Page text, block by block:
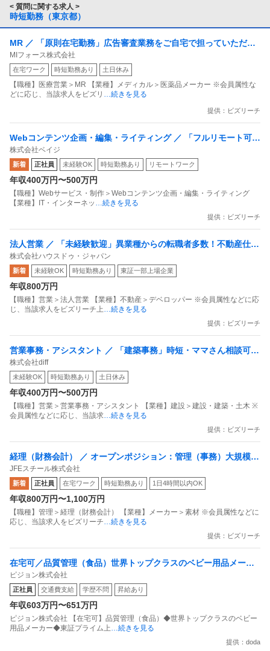
< 質問に関する求人 >
時短勤務（東京都）
MR ／ 「原則在宅勤務」広告審査業務をご自宅で担っていただけ
ませんか？時短勤務も可
MIフォース株式会社
在宅ワーク 時短勤務あり 土日休み
【職種】医療営業＞MR 【業種】メディカル＞医薬品メーカー ※会員属性な
どに応じ、当該求人をビズリ …続きを見る
提供：ビズリーチ
Webコンテンツ企画・編集・ライティング ／ 「フルリモート可／
フレックス」Webコンテンツライター（品質重視の制作環境）
株式会社ベイジ
新着 正社員 未経験OK 時短勤務あり リモートワーク
年収400万円〜500万円
【職種】Webサービス・制作＞Webコンテンツ企画・編集・ライティング
【業種】IT・インターネッ …続きを見る
提供：ビズリーチ
法人営業 ／ 「未経験歓迎」異業種からの転職者多数！不動産仕入
れ営業職（BtoB）東証プライム上場グループ残業月平均10h未
満・年休128日以上可
株式会社ハウスドゥ・ジャパン
新着 未経験OK 時短勤務あり 東証一部上場企業
年収800万円
【職種】営業＞法人営業 【業種】不動産＞デベロッパー ※会員属性などに応
じ、当該求人をビズリーチ上…続きを見る
提供：ビズリーチ
営業事務・アシスタント ／ 「建築事務」時短・ママさん相談可未
経験OK／年休130日・土日祝休み渋谷新オフィス／服装・ネイル
自由
株式会社diff
未経験OK 時短勤務あり 土日休み
年収400万円〜500万円
【職種】営業＞営業事務・アシスタント 【業種】建設＞建設・建築・土木 ※
会員属性などに応じ、当該求…続きを見る
提供：ビズリーチ
経理（財務会計） ／ オープンポジション：管理（事務）大規模な
社会インフラを支える／時短や在宅勤務など／安定して働き続け
るための制度多数
JFEスチール株式会社
新着 正社員 在宅ワーク 時短勤務あり 1日4時間以内OK
年収800万円〜1,100万円
【職種】管理＞経理（財務会計） 【業種】メーカー＞素材 ※会員属性などに
応じ、当該求人をビズリーチ…続きを見る
提供：ビズリーチ
在宅可／品質管理（食品）世界トップクラスのベビー用品メーカ
ー東証プライム上場
ピジョン株式会社
正社員 交通費支給 学歴不問 昇給あり
年収603万円〜651万円
ピジョン株式会社 【在宅可】品質管理（食品）◆世界トップクラスのベビー
用品メーカー◆東証プライム上…続きを見る
提供：doda